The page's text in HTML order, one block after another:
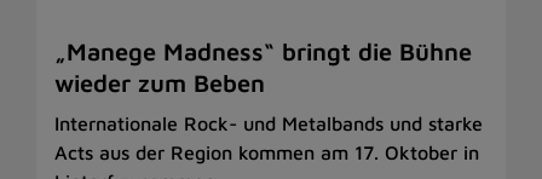
„Manege Madness“ bringt die Bühne
wieder zum Beben
Internationale Rock- und Metalbands und starke
Acts aus der Region kommen am 17. Oktober in